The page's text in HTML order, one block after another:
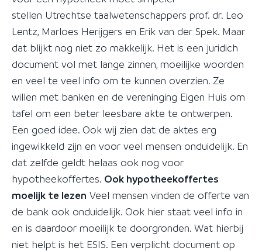
stellen Utrechtse taalwetenschappers prof. dr. Leo
Lentz, Marloes Herijgers en Erik van der Spek. Maar
dat blijkt nog niet zo makkelijk. Het is een juridich
document vol met lange zinnen, moeilijke woorden
en veel te veel info om te kunnen overzien. Ze
willen met banken en de vereninging Eigen Huis om
tafel om een beter leesbare akte te ontwerpen.
Een goed idee. Ook wij zien dat de aktes erg
ingewikkeld zijn en voor veel mensen onduidelijk. En
dat zelfde geldt helaas ook nog voor
hypotheekoffertes. Ook hypotheekoffertes
moelijk te lezen Veel mensen vinden de offerte van
de bank ook onduidelijk. Ook hier staat veel info in
en is daardoor moeilijk te doorgronden. Wat hierbij
niet helpt is het ESIS. Een verplicht document op